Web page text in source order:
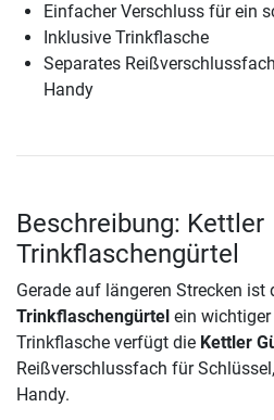
Einfacher Verschluss für ein
Inklusive Trinkflasche
Separates
Handy
Beschreibung: Kettler
Trinkflaschengürtel
Gerade auf längeren Strecken ist
Trinkflaschengürtel ein wichtiger
Trinkflasche verfügt die Kettler
Reißverschlussfach für
Handy.